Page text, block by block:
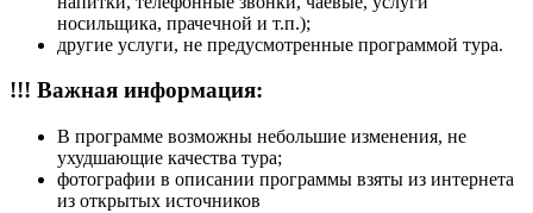
носильщика, прачечной и т.п.);
другие услуги, не предусмотренные программой тура.
!!! Важная информация:
В программе возможны небольшие изменения, не
ухудшающие качества тура;
фотографии в описании программы взяты из интернета
из открытых источников